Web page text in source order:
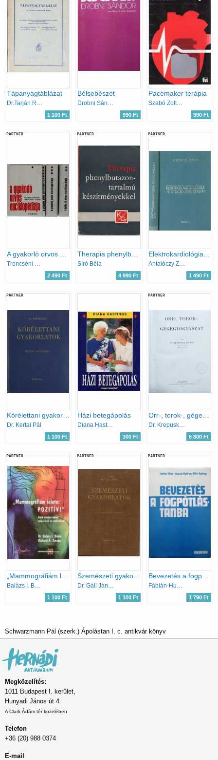
Tápanyagtáblázat
1 100 Ft
Bélsebészet
990 Ft
Pacemaker terápia
Szabó Zoltán Solti Ferenc
990 Ft
PARTNER
A gyakorló orvos enciklopédiája I-IV.
Trencséni Tibor szerk.
2 490 Ft
PARTNER
Therapia phenylbutazon-tartalmú készítményekkel
Síró Béla
4 990 Ft
PARTNER
Elektrokardiológia az orvosi gyakorlatban
Antalóczy Zoltán
1 490 Ft
PARTNER
Dr. Kertai Pál
1 100 Ft
Házi betegápolás
Diana Hastings
300 Ft
PARTNER
Orr-, torok-, gégegyógyászat
Dr. Krepuska István
6 800 Ft
PARTNER
„Mammográfiám lelete: pozitív!” - Amit minden nőnek tudnia kell az emlőrákról
Balázs I. Bodai · Richard A. Zmuda
1 100 Ft
PARTNER
Szemészeti gyakorlatok
Dr. Gáll János
1 100 Ft
PARTNER
Bevezetés a fogpótlástanba
Fábián-Huszár-Götz
1 790 Ft
Schwarzmann Pál (szerk.) Ápolástan I. c. antikvár könyv
Megközelítés:
1011 Budapest I. kerület,
Hunyadi János út 4.
A Clark Ádám tér közelében
Telefon
+36 (20) 988 0374
E-mail